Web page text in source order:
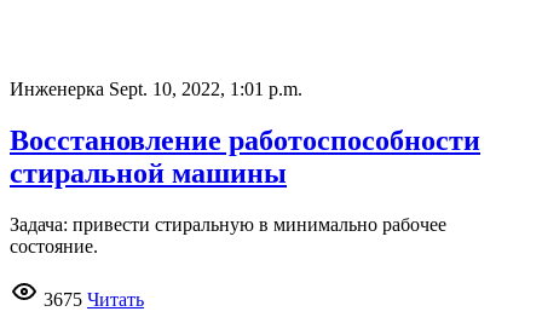
Инженерка Sept. 10, 2022, 1:01 p.m.
Восстановление работоспособности
стиральной машины
Задача: привести стиральную в минимально рабочее
состояние.
3675 Читать